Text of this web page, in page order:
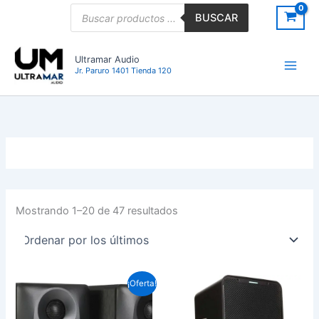
BUSCAR
Ultramar Audio
Jr. Paruro 1401 Tienda 120
Mostrando 1–20 de 47 resultados
Ordenado
por
los
últimos
¡Oferta!
precio
El
precio
actual
es: